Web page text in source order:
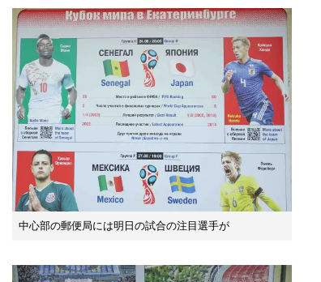
中心部の郵便局には明日の試合の注目選手が